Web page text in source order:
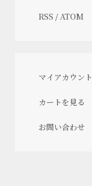
RSS / ATOM
マイアカウント
カートを見る
お問い合わせ